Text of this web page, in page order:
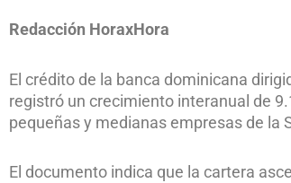
Redacción HoraxHora
El crédito de la banca dominicana
registró un crecimiento interanual de
pequeñas y medianas empresas de la
El documento indica que la cartera